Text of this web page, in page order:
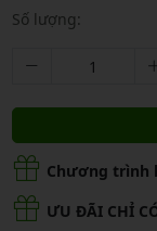
Số lượng:
Chương trình
ƯU ĐÃI CHỈ